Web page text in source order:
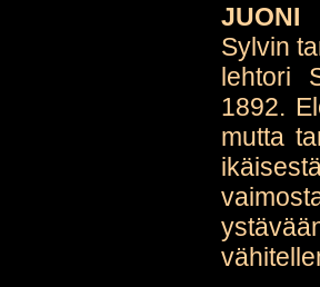
JUONI
Sylvin
lehtori
1892.
mutta